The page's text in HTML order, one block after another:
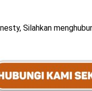
Silahkan